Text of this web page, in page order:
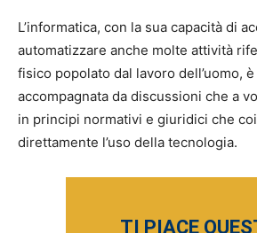
L’informatica, con la sua capacità di
automatizzare anche molte attività
fisico popolato dal lavoro dell’uomo,
accompagnata da discussioni che a
in principi normativi e giuridici che
direttamente l’uso della tecnologia.
TI PIACE